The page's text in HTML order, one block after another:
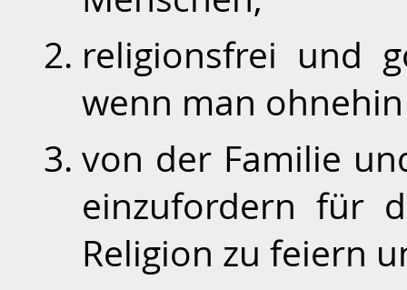
religionsfrei und
wenn man
von der Familie
einzufordern für
Religion zu feiern